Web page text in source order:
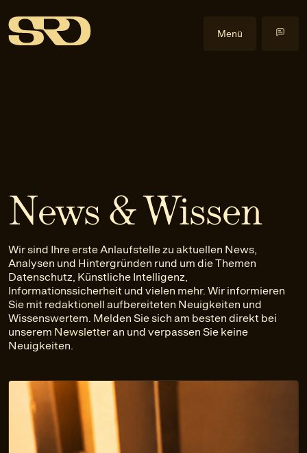
KI-Recht
Urheber- und Medienrecht
Künstliche Intelligenz
NIS2-Anwendbarkeit
Praxislehrgänge
Externe Events
Veröffentlichungen
Downloads
Team
Kontakt
EN Anfrage stellen
Menü
News & Wissen
Wir sind Ihre erste Anlaufstelle zu aktuellen News,
Analysen und Hintergründen rund um die Themen
Datenschutz, Künstliche Intelligenz,
Informationssicherheit und vielen mehr. Wir informieren
Sie mit redaktionell aufbereiteten Neuigkeiten und
Wissenswertem. Melden Sie sich am besten direkt bei
unserem Newsletteran und verpassen Sie keine
Neuigkeiten.